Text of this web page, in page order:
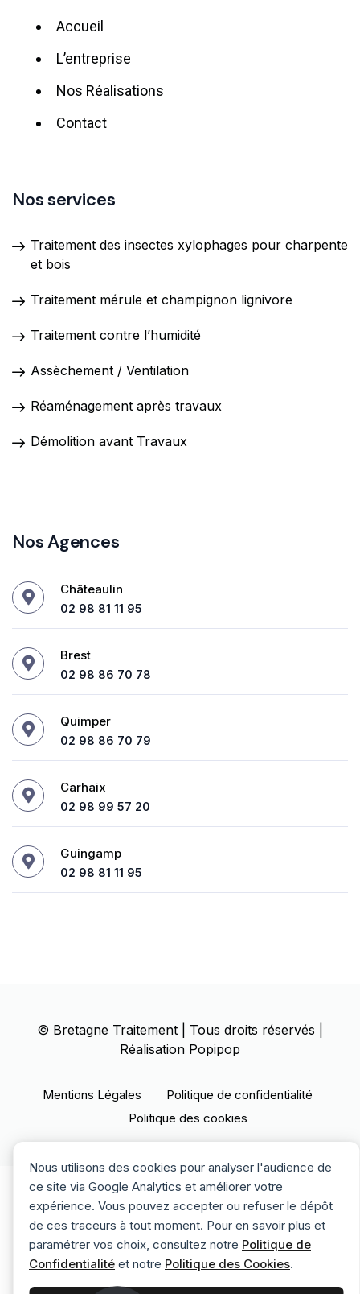
Nous utilisons des cookies pour analyser l'audience de
ce site via Google Analytics et améliorer votre
expérience. Vous pouvez accepter ou refuser le dépôt
de ces traceurs à tout moment. Pour en savoir plus et
paramétrer vos choix, consultez notre Politique de
Confidentialité et notre Politique des Cookies.
Accueil
L’entreprise
Nos Réalisations
Contact
Nos services
Traitement des insectes xylophages pour charpente
et bois
Traitement mérule et champignon lignivore
Traitement contre l’humidité
Assèchement / Ventilation
Réaménagement après travaux
Démolition avant Travaux
Nos Agences
Châteaulin
02 98 81 11 95
Brest
02 98 86 70 78
Quimper
02 98 86 70 79
Carhaix
02 98 99 57 20
Guingamp
02 98 81 11 95
© Bretagne Traitement | Tous droits réservés |
Réalisation Popipop
Mentions Légales
Politique de confidentialité
Politique des cookies